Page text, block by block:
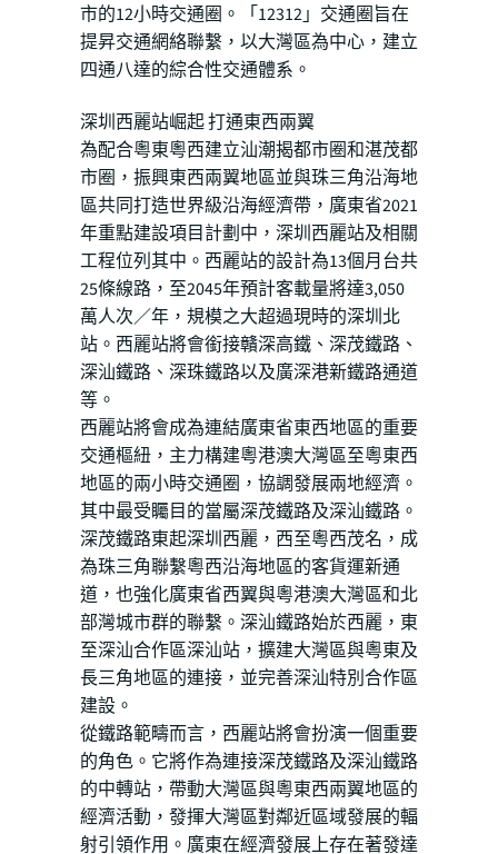
市的12小時交通圈。「12312」交通圈旨在
提昇交通網絡聯繫，以大灣區為中心，建立
四通八達的綜合性交通體系。
深圳西麗站崛起 打通東西兩翼
為配合粵東粵西建立汕潮揭都市圈和湛茂都
市圈，振興東西兩翼地區並與珠三角沿海地
區共同打造世界級沿海經濟帶，廣東省2021
年重點建設項目計劃中，深圳西麗站及相關
工程位列其中。西麗站的設計為13個月台共
25條線路，至2045年預計客載量將達3,050
萬人次／年，規模之大超過現時的深圳北
站。西麗站將會銜接贛深高鐵、深茂鐵路、
深汕鐵路、深珠鐵路以及廣深港新鐵路通道
等。
西麗站將會成為連結廣東省東西地區的重要
交通樞紐，主力構建粵港澳大灣區至粵東西
地區的兩小時交通圈，協調發展兩地經濟。
其中最受矚目的當屬深茂鐵路及深汕鐵路。
深茂鐵路東起深圳西麗，西至粵西茂名，成
為珠三角聯繫粵西沿海地區的客貨運新通
道，也強化廣東省西翼與粵港澳大灣區和北
部灣城市群的聯繫。深汕鐵路始於西麗，東
至深汕合作區深汕站，擴建大灣區與粵東及
長三角地區的連接，並完善深汕特別合作區
建設。
從鐵路範疇而言，西麗站將會扮演一個重要
的角色。它將作為連接深茂鐵路及深汕鐵路
的中轉站，帶動大灣區與粵東西兩翼地區的
經濟活動，發揮大灣區對鄰近區域發展的輻
射引領作用。廣東在經濟發展上存在著發達